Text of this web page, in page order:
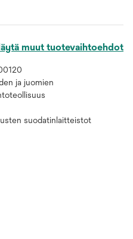
muut tuotevaihtoehdot
ja juomien
suodatinlaitteistot